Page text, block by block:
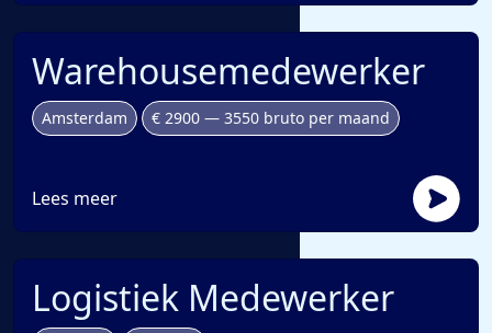
Warehousemedewerker
Amsterdam € 2900 — 3550 bruto per maand
Lees meer
Logistiek Medewerker